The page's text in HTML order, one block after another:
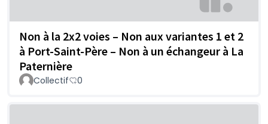
Non à la 2x2 voies – Non aux variantes 1 et 2
à Port-Saint-Père – Non à un échangeur à La
Paternière
Collectif 0